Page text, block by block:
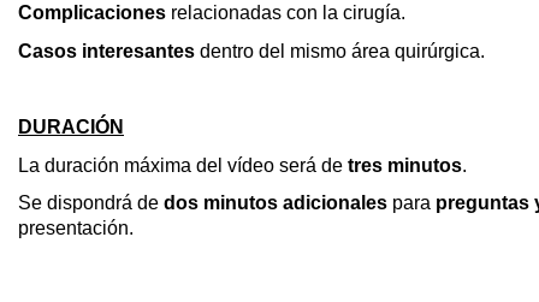
Complicaciones relacionadas con la cirugía.
Casos interesantes dentro del mismo área quirúrgica.
DURACIÓN
La duración máxima del vídeo será de tres minutos.
Se dispondrá de dos minutos adicionales para preguntas
presentación.